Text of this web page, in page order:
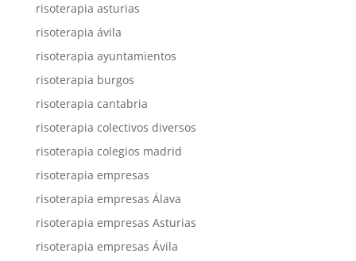
risoterapia asturias
risoterapia ávila
risoterapia ayuntamientos
risoterapia burgos
risoterapia cantabria
risoterapia colectivos diversos
risoterapia colegios madrid
risoterapia empresas
risoterapia empresas Álava
risoterapia empresas Asturias
risoterapia empresas Ávila